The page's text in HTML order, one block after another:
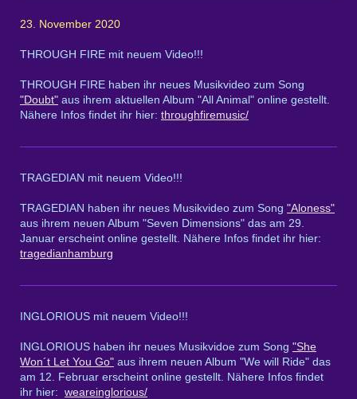
23. November 2020
THROUGH FIRE mit neuem Video!!!
THROUGH FIRE haben ihr neues Musikvideo zum Song
"Doubt" aus ihrem aktuellen Album "All Animal" online gestellt.
Nähere Infos findet ihr hier: throughfiremusic/
TRAGEDIAN mit neuem Video!!!
TRAGEDIAN haben ihr neues Musikvideo zum Song "Aloness"
aus ihrem neuen Album "Seven Dimensions" das am 29.
Januar erscheint online gestellt. Nähere Infos findet ihr hier:
tragedianhamburg
INGLORIOUS mit neuem Video!!!
INGLORIOUS haben ihr neues Musikvidoe zum Song "She
Won´t Let You Go" aus ihrem neuen Album "We will Ride" das
am 12. Februar erscheint online gestellt. Nähere Infos findet
ihr hier: weareinglorious/